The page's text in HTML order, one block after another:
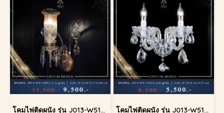
โคมไฟติดผนัง รุ่น J013-W51349/2 โคมไฟติดผนัง รุ่น J013-W51349/2